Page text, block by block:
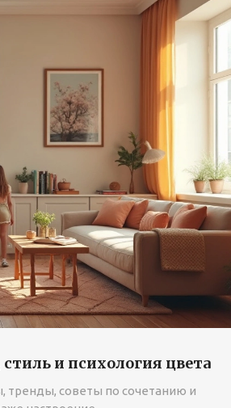
и психология цвета
тренды, советы по сочетанию и